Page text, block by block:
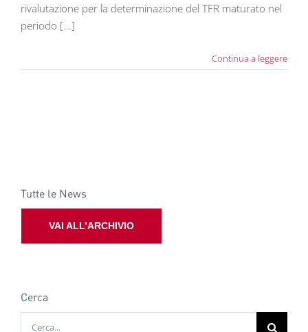
rivalutazione per la determinazione del TFR maturato nel
periodo [...]
Continua a leggere
Tutte le News
VAI ALL’ARCHIVIO
Cerca